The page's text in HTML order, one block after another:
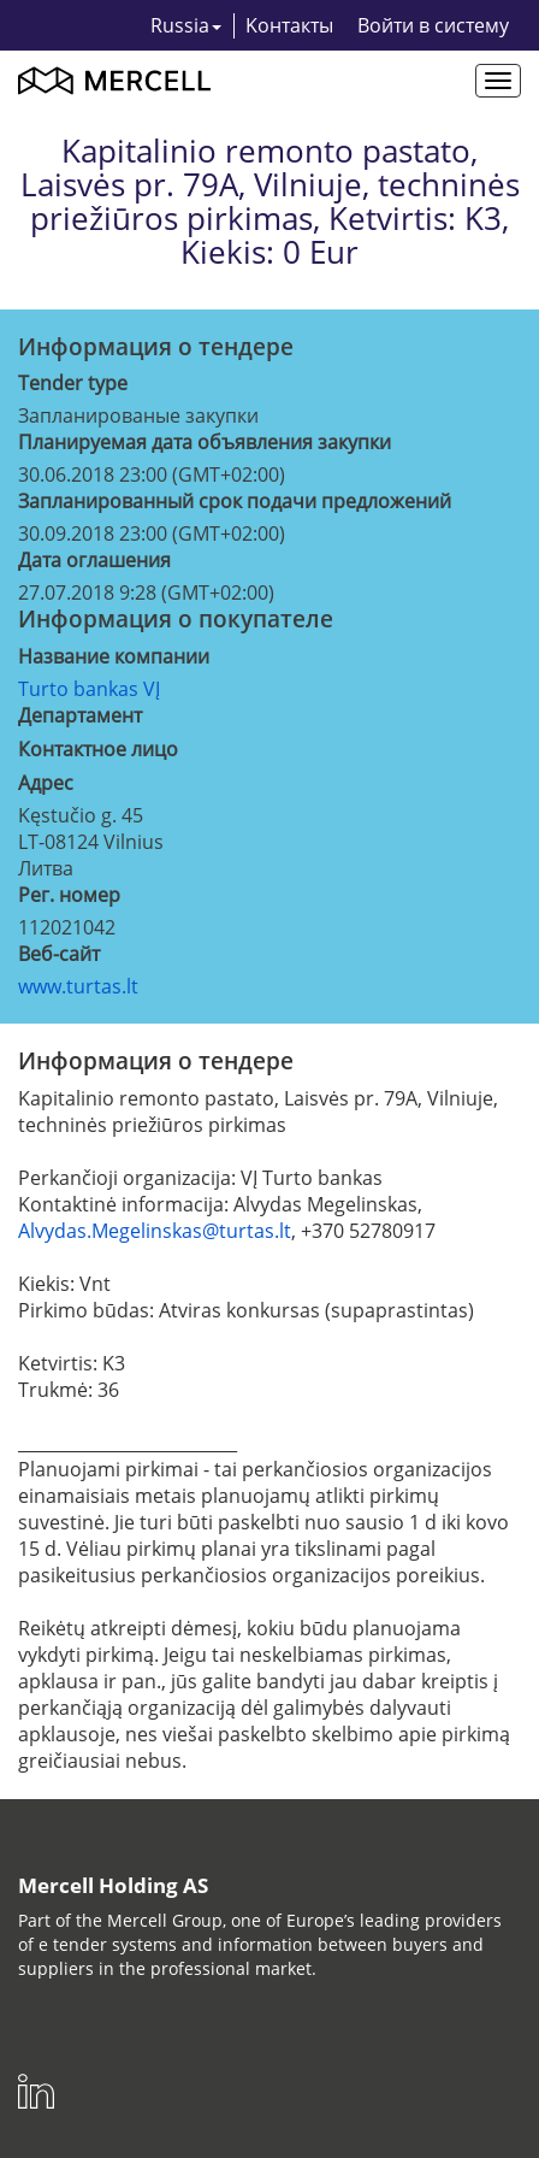
Russia Kонтакты Bойти в систему
Kapitalinio remonto pastato,
Laisvės pr. 79A, Vilniuje, techninės
priežiūros pirkimas, Ketvirtis: K3,
Kiekis: 0 Eur
Информация о тендерe
Tender type
Запланированые закупки
Планируемая дата объявления закупки
30.06.2018 23:00 (GMT+02:00)
Запланированный срок подачи предложений
30.09.2018 23:00 (GMT+02:00)
Дата оглашения
27.07.2018 9:28 (GMT+02:00)
Информация о покупателе
Название компании
Turto bankas VĮ
Департамент
Контактное лицо
Aдрес
Kęstučio g. 45
LT-08124Vilnius
Литва
Рег. номер
112021042
Веб-сайт
www.turtas.lt
Информация о тендере
Kapitalinio remonto pastato, Laisvės pr. 79A, Vilniuje,
techninės priežiūros pirkimas
Perkančioji organizacija: VĮ Turto bankas
Kontaktinė informacija: Alvydas Megelinskas,
Alvydas.Megelinskas@turtas.lt, +370 52780917
Kiekis: Vnt
Pirkimo būdas: Atviras konkursas (supaprastintas)
Ketvirtis: K3
Trukmė: 36
Planuojami pirkimai - tai perkančiosios organizacijos
einamaisiais metais planuojamų atlikti pirkimų
suvestinė. Jie turi būti paskelbti nuo sausio 1 d iki kovo
15 d. Vėliau pirkimų planai yra tikslinami pagal
pasikeitusius perkančiosios organizacijos poreikius.
Reikėtų atkreipti dėmesį, kokiu būdu planuojama
vykdyti pirkimą. Jeigu tai neskelbiamas pirkimas,
apklausa ir pan., jūs galite bandyti jau dabar kreiptis į
perkančiąją organizaciją dėl galimybės dalyvauti
apklausoje, nes viešai paskelbto skelbimo apie pirkimą
greičiausiai nebus.
Mercell Holding AS
Part of the Mercell Group, one of Europe’s leading providers
of e tender systems and information between buyers and
suppliers in the professional market.